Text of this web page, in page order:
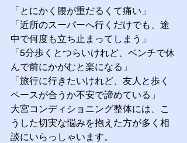
「とにかく腰が重だるくて痛い」
「近所のスーパーへ行くだけでも、途
中で何度も立ち止まってしまう」
「5分歩くとつらいけれど、ベンチで休
んで前にかがむと楽になる」
「旅行に行きたいけれど、友人と歩く
ペースが合うか不安で諦めている」
大宮コンディショニング整体には、こ
うした切実な悩みを抱えた方が多く相
談にいらっしゃいます。